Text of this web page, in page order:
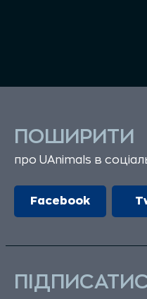
ПОШИРИТИ
про UAnimals в
Facebook